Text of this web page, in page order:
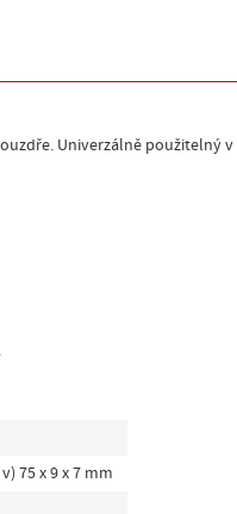
Univerzálně použitelný
v) 75 x 9 x 7 mm